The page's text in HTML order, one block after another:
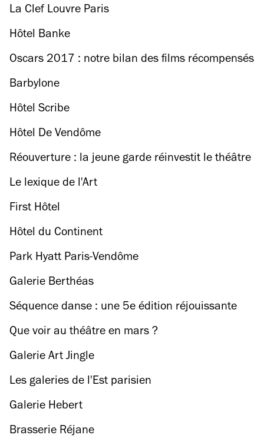
La Clef Louvre Paris
Hôtel Banke
Oscars 2017 : notre bilan des films récompensés
Barbylone
Hôtel Scribe
Hôtel De Vendôme
Réouverture : la jeune garde réinvestit le théâtre
13/Jardin
Le lexique de l'Art
First Hôtel
Hôtel du Continent
Park Hyatt Paris-Vendôme
Galerie Berthéas
Séquence danse : une 5e édition réjouissante
Que voir au théâtre en mars ?
Galerie Art Jingle
Les galeries de l'Est parisien
Galerie Hebert
Brasserie Réjane